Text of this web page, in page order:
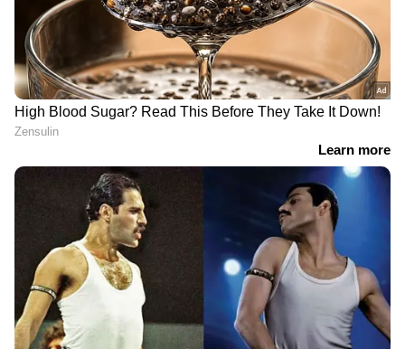
കേരളത്തിലെ എല്ലാ വാർത്തകൾKerala
അറിയാൻ എപ്പോഴും ഏഷ്യാനെറ്റ്
ന്യൂസ് വാർത്തകൾ.
Malayalam News
തത്സമയ അപ്‌ഡേറ്റുകളും ആഴത്തിലുള്ള
വിശകലനവും സമഗ്രമായ റിപ്പോർട്ടിംഗും —
എല്ലാം ഒരൊറ്റ സ്ഥലത്ത്. ഏത് സമയത്തും,
എവിടെയും വിശ്വസനീയമായ വാർത്തകൾ